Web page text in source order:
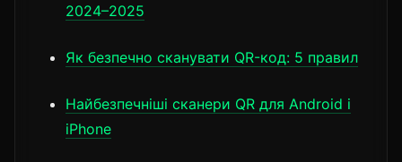
2024–2025
Як безпечно сканувати QR-код: 5 правил
Найбезпечніші сканери QR для Android і
iPhone